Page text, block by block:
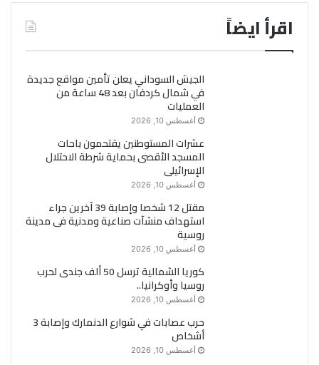
اقرأ ايضاً
الجيش السوداني يعلن تأمين مواقع جديدة
في شمال كردفان بعد 48 ساعة من
العمليات
أغسطس 10, 2026
عشرات المستوطنين يقتحمون باحات
المسجد الأقصى بحماية شرطة الاحتلال
الإسرائيلى
أغسطس 10, 2026
مقتل 12 شخصا وإصابة 39 آخرين جراء
استهداف منشآت صناعية ومدنية فى مدينة
روسية
أغسطس 10, 2026
كوريا الشمالية ترسل 50 ألف جندى لحرب
روسيا وأوكرانيا..
أغسطس 10, 2026
حرب عصابات في شوارع الدنمارك وإصابة 3
أشخاص
أغسطس 10, 2026